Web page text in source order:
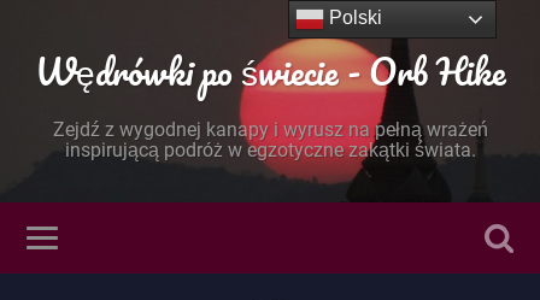
Wędrówki po świecie - Orb Hike
Zejdź z wygodnej kanapy i wyrusz na pełną wrażeń
inspirującą podróż w egzotyczne zakątki świata.
Polski